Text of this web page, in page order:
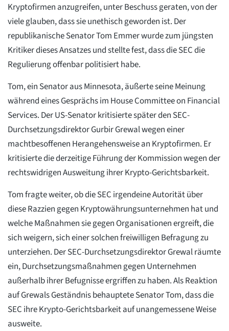
Kryptofirmen anzugreifen, unter Beschuss geraten, von der
viele glauben, dass sie unethisch geworden ist. Der
republikanische Senator Tom Emmer wurde zum jüngsten
Kritiker dieses Ansatzes und stellte fest, dass die SEC die
Regulierung offenbar politisiert habe.
Tom, ein Senator aus Minnesota, äußerte seine Meinung
während eines Gesprächs im House Committee on Financial
Services. Der US-Senator kritisierte später den SEC-
Durchsetzungsdirektor Gurbir Grewal wegen einer
machtbesoffenen Herangehensweise an Kryptofirmen. Er
kritisierte die derzeitige Führung der Kommission wegen der
rechtswidrigen Ausweitung ihrer Krypto-Gerichtsbarkeit.
Tom fragte weiter, ob die SEC irgendeine Autorität über
diese Razzien gegen Kryptowährungsunternehmen hat und
welche Maßnahmen sie gegen Organisationen ergreift, die
sich weigern, sich einer solchen freiwilligen Befragung zu
unterziehen. Der SEC-Durchsetzungsdirektor Grewal räumte
ein, Durchsetzungsmaßnahmen gegen Unternehmen
außerhalb ihrer Befugnisse ergriffen zu haben. Als Reaktion
auf Grewals Geständnis behauptete Senator Tom, dass die
SEC ihre Krypto-Gerichtsbarkeit auf unangemessene Weise
ausweite.